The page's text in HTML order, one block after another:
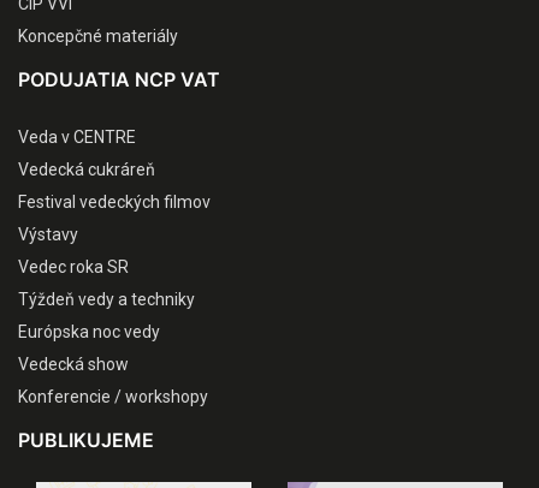
Koncepčné materiály
PODUJATIA NCP VAT
Veda v CENTRE
Vedecká cukráreň
Festival vedeckých filmov
Výstavy
Vedec roka SR
Týždeň vedy a techniky
Európska noc vedy
Vedecká show
Konferencie / workshopy
PUBLIKUJEME